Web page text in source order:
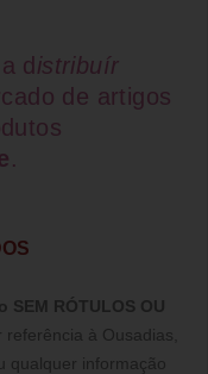
d istribuír
de artigos
.
SEM RÓTULOS OU
referência à Ousadias,
qualquer informação